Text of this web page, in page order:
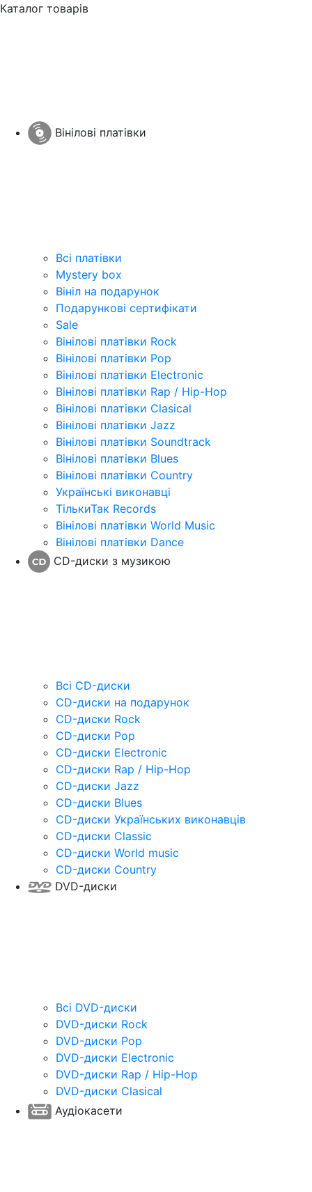
Каталог товарів
Вінілові платівки
Всі платівки
Mystery box
Вініл на подарунок
Подарункові сертифікати
Sale
Вінілові платівки Rock
Вінілові платівки Pop
Вінілові платівки Electronic
Вінілові платівки Rap / Hip-Hop
Вінілові платівки Clasical
Вінілові платівки Jazz
Вінілові платівки Soundtrack
Вінілові платівки Blues
Вінілові платівки Country
Українські виконавці
ТількиТак Records
Вінілові платівки World Music
Вінілові платівки Dance
CD-диски з музикою
Всі CD-диски
CD-диски на подарунок
CD-диски Rock
CD-диски Pop
CD-диски Electronic
CD-диски Rap / Hip-Hop
CD-диски Jazz
CD-диски Blues
CD-диски Українських виконавців
CD-диски Classic
CD-диски World music
CD-диски Country
DVD-диски
Всі DVD-диски
DVD-диски Rock
DVD-диски Pop
DVD-диски Electronic
DVD-диски Rap / Hip-Hop
DVD-диски Clasical
Аудіокасети